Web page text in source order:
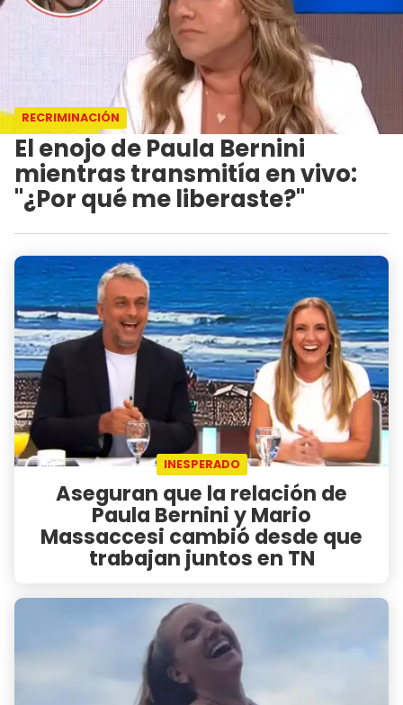
RECRIMINACIÓN
El enojo de Paula Bernini
mientras transmitía en vivo:
"¿Por qué me liberaste?"
INESPERADO
Aseguran que la relación de
Paula Bernini y Mario
Massaccesi cambió desde que
trabajan juntos en TN